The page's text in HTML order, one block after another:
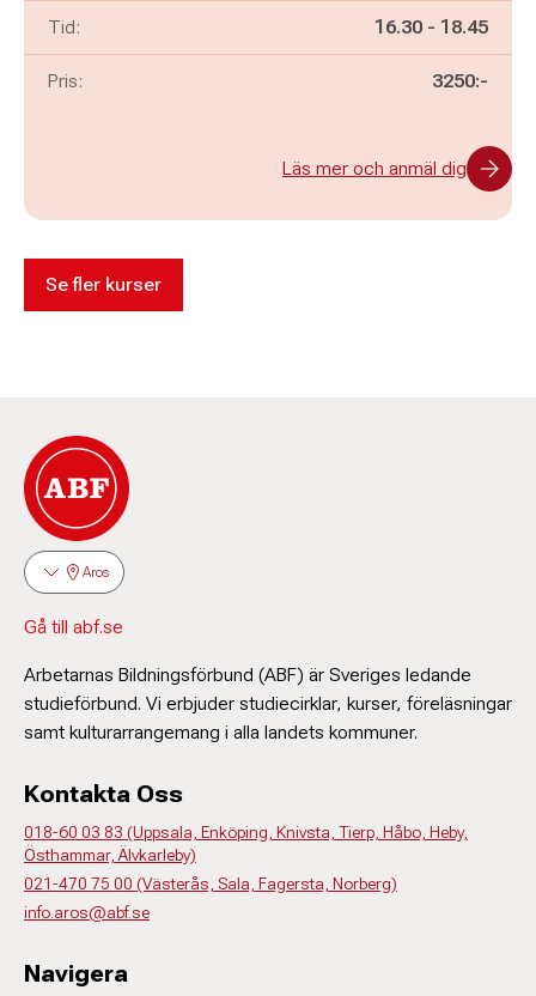
Tid: Pågår mellan
16.30 - och
18.45
Pris: 3250:-
Läs mer och anmäl dig
Se fler kurser
Aros
Gå till abf.se
Arbetarnas Bildningsförbund (ABF) är Sveriges ledande
studieförbund. Vi erbjuder studiecirklar, kurser, föreläsningar
samt kulturarrangemang i alla landets kommuner.
Kontakta Oss
018-60 03 83 (Uppsala, Enköping, Knivsta, Tierp, Håbo, Heby,
Östhammar, Älvkarleby)
021-470 75 00 (Västerås, Sala, Fagersta, Norberg)
info.aros@abf.se
Navigera